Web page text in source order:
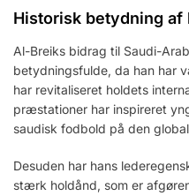
Historisk betydning af
Al-Breiks bidrag til Saudi-
betydningsfulde, da han har
har revitaliseret holdets
præstationer har inspireret
saudisk fodbold på den
Desuden har hans
stærk holdånd, som er